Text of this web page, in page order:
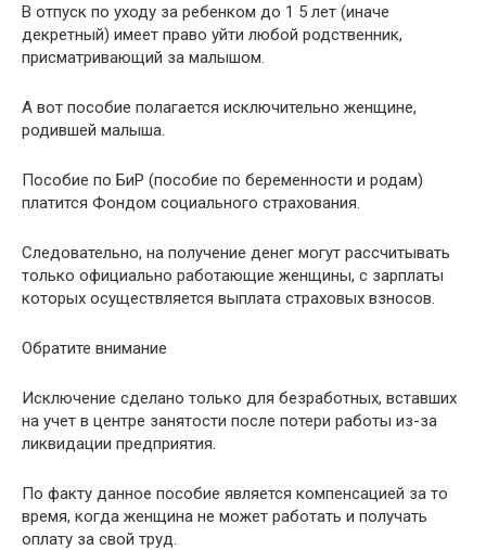
В отпуск по уходу за ребенком до 1 5 лет (иначе
декретный) имеет право уйти любой родственник,
присматривающий за малышом.
А вот пособие полагается исключительно женщине,
родившей малыша.
Пособие по БиР (пособие по беременности и родам)
платится Фондом социального страхования.
Следовательно, на получение денег могут рассчитывать
только официально работающие женщины, с зарплаты
которых осуществляется выплата страховых взносов.
Обратите внимание
Исключение сделано только для безработных, вставших
на учет в центре занятости после потери работы из-за
ликвидации предприятия.
По факту данное пособие является компенсацией за то
время, когда женщина не может работать и получать
оплату за свой труд.